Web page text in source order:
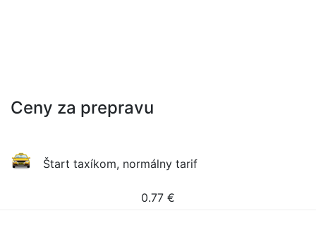
Ceny za prepravu
Štart taxíkom, normálny tarif
0.77 €